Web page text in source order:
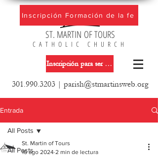
ST. MARTIN OF TOURS
CATHOLIC CHURCH
Inscripción para ser miembro de la iglesia
301.990.3203| parish@stmartinsweb.org
Inscripción Formación de la fe
Entrada
All Posts
All Posts
St. Martin of Tours
16 ago 2024 2 min de lectura